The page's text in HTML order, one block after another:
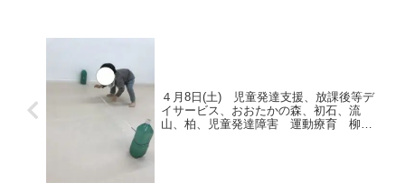
４月8日(土) 児童発達支援、放課後等デ
イサービス、おおたかの森、初石、流
山、柏、児童発達障害 運動療育 柳沢